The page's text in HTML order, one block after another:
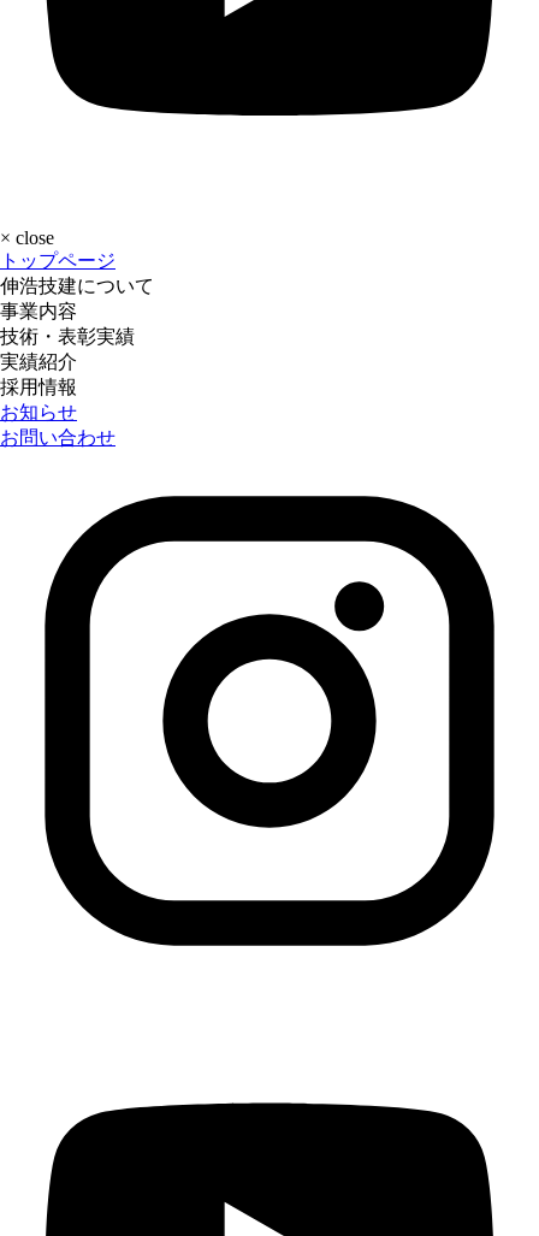
× close
トップページ
伸浩技建について
事業内容
技術・表彰実績
実績紹介
採用情報
お知らせ
お問い合わせ